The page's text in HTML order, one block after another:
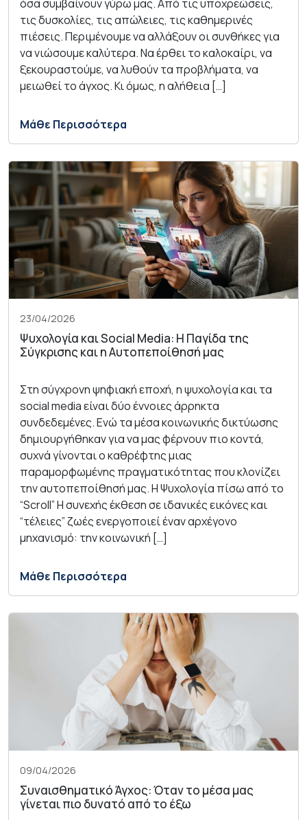
όσα συμβαίνουν γύρω μας. Από τις υποχρεώσεις,
τις δυσκολίες, τις απώλειες, τις καθημερινές
πιέσεις. Περιμένουμε να αλλάξουν οι συνθήκες για
να νιώσουμε καλύτερα. Να έρθει το καλοκαίρι, να
ξεκουραστούμε, να λυθούν τα προβλήματα, να
μειωθεί το άγχος. Κι όμως, η αλήθεια […]
Μάθε Περισσότερα
23/04/2026
Ψυχολογία και Social Media: Η Παγίδα της
Σύγκρισης και η Αυτοπεποίθησή μας
Στη σύγχρονη ψηφιακή εποχή, η ψυχολογία και τα
social media είναι δύο έννοιες άρρηκτα
συνδεδεμένες. Ενώ τα μέσα κοινωνικής δικτύωσης
δημιουργήθηκαν για να μας φέρνουν πιο κοντά,
συχνά γίνονται ο καθρέφτης μιας
παραμορφωμένης πραγματικότητας που κλονίζει
την αυτοπεποίθησή μας. Η Ψυχολογία πίσω από το
“Scroll” Η συνεχής έκθεση σε ιδανικές εικόνες και
“τέλειες” ζωές ενεργοποιεί έναν αρχέγονο
μηχανισμό: την κοινωνική […]
Μάθε Περισσότερα
09/04/2026
Συναισθηματικό Άγχος: Όταν το μέσα μας
γίνεται πιο δυνατό από το έξω